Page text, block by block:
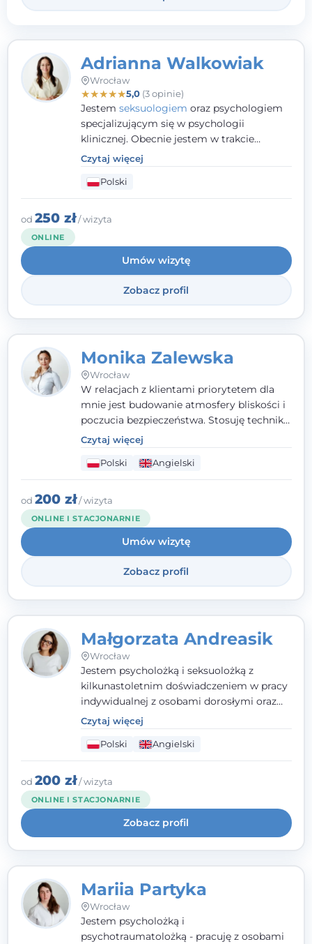
Adrianna Walkowiak
Wrocław
★★★★★5,0(3 opinie)
Jestem seksuologiem oraz psychologiem
specjalizującym się w psychologii
klinicznej. Obecnie jestem w trakcie
szkolenia na psychoterapeutę
systemowego. Posiadam status członka
nadzwyczajnego Wielkopolskiego
TowarzystwaTerapii Systemowejoraz
należę do Polskiego Towarzystwa
pierwszym miejscu stawiam budowanie
atmosfery bezpieczeństwa i zrozumienia w
relacjach z Klientami. Istotna dla nie jest
również koncentracja na dostępnych
zasobach.
Czytaj więcej
Polski
od 250 zł/ wizyta
ONLINE
Umów wizytę
Zobacz profil
Monika Zalewska
Wrocław
W relacjach z klientami priorytetem dla
mnie jest budowanie atmosfery bliskości i
poczucia bezpieczeństwa. Stosuję techniki
poznawczo-behawioralne oraz metody,
które koncentrują się na rozwiązaniach
(TSR). Te polegają na osiąganiu
zamierzonych celów (doprowadzeniu do
rozwiązania trudnych sytuacji) poprzez
identyfikowanie i wzmacnianie zasobów
oraz mocnych stron klienta. W swojej
pracy korzystam także z metod dialogu
motywacyjnego i treningu uważności.
Czytaj więcej
Polski Angielski
od 200 zł/ wizyta
ONLINE I STACJONARNIE
Umów wizytę
Zobacz profil
Małgorzata Andreasik
Wrocław
Jestem psycholożką i seksuolożką z
kilkunastoletnim doświadczeniem w pracy
indywidualnej z osobami dorosłymi oraz
parami. Specjalizuję się w obszarze zdrowia
seksualnego, żałoby, kryzysów życiowych i
wypalenia zawodowego. Pracuję w języku
polskim i angielskim, w podejściu
humanistycznym, opartym na
partnerstwie i podmiotowości klienta.
Czytaj więcej
Polski Angielski
od 200 zł/ wizyta
ONLINE I STACJONARNIE
Zobacz profil
Mariia Partyka
Wrocław
Jestem psycholożką i
psychotraumatolożką - pracuję z osobami